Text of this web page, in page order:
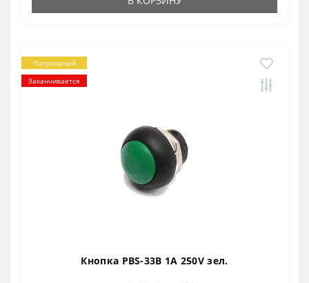
Популярный
Заканчивается
Кнопка PBS-33B 1A 250V зел.